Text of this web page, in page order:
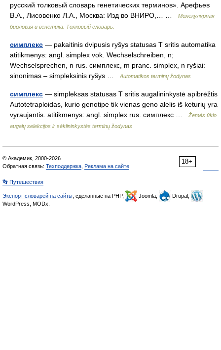
русский толковый словарь генетических терминов». Арефьев
В.А., Лисовенко Л.А., Москва: Изд во ВНИРО,… …
Молекулярная
биология и генетика. Толковый словарь.
симплекс — pakaitinis dvipusis ryšys statusas T sritis automatika
atitikmenys: angl. simplex vok. Wechselschreiben, n;
Wechselsprechen, n rus. симплекс, m pranc. simplex, n ryšiai:
sinonimas – simpleksinis ryšys …
Automatikos terminų žodynas
симплекс — simpleksas statusas T sritis augalininkystė apibrėžtis
Autotetraploidas, kurio genotipe tik vienas geno alelis iš keturių yra
vyraujantis. atitikmenys: angl. simplex rus. симплекс …
Žemės ūkio
augalų selekcijos ir sėklininkystės terminų žodynas
18+
© Академик, 2000-2026
Обратная связь: Техподдержка Реклама на сайте
👣 Путешествия
Экспорт словарей на сайты , сделанные на PHP, Joomla,
Drupal,
WordPress, MODx.